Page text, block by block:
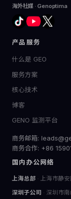
海外社媒 · Genoptima
产品服务
什么是 GEO
服务方案
核心技术
博客
GENO 监测平台
商务邮箱:
商务合作: +86
国内办公网络
上海总部 · 上海市静
深圳子公司 · 深圳市